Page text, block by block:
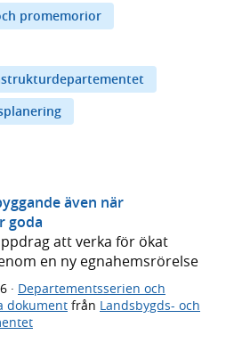
promemorior
även när
goda
att verka för ökat
en ny egnahemsrörelse
· Departementsserien och
dokument från Landsbygds- och